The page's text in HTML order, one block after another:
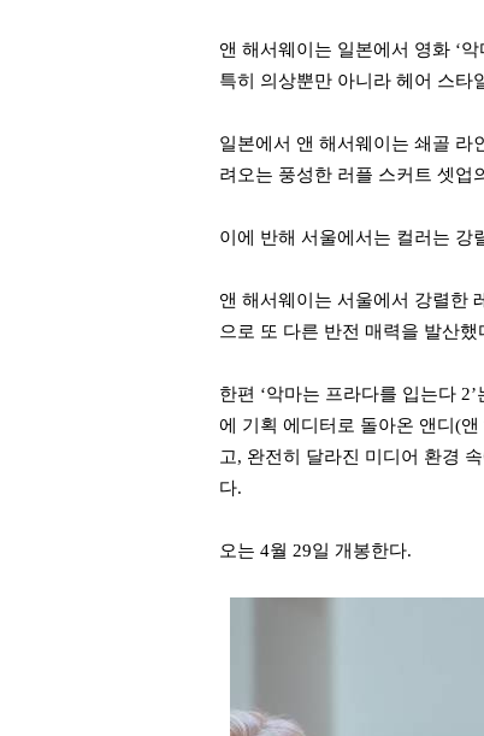
앤 해서웨이는 일본에서 영화 ‘
특히 의상뿐만 아니라 헤어 스타
일본에서 앤 해서웨이는 쇄골 라
려오는 풍성한 러플 스커트 셋업
이에 반해 서울에서는 컬러는 강
앤 해서웨이는 서울에서 강렬한
으로 또 다른 반전 매력을 발산했
한편 ‘악마는 프라다를 입는다
에 기획 에디터로 돌아온 앤디(
고, 완전히 달라진 미디어 환경
다.
오는 4월 29일 개봉한다.